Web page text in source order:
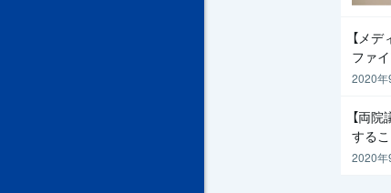
【メ
ファ
2020年
【両
する
2020年